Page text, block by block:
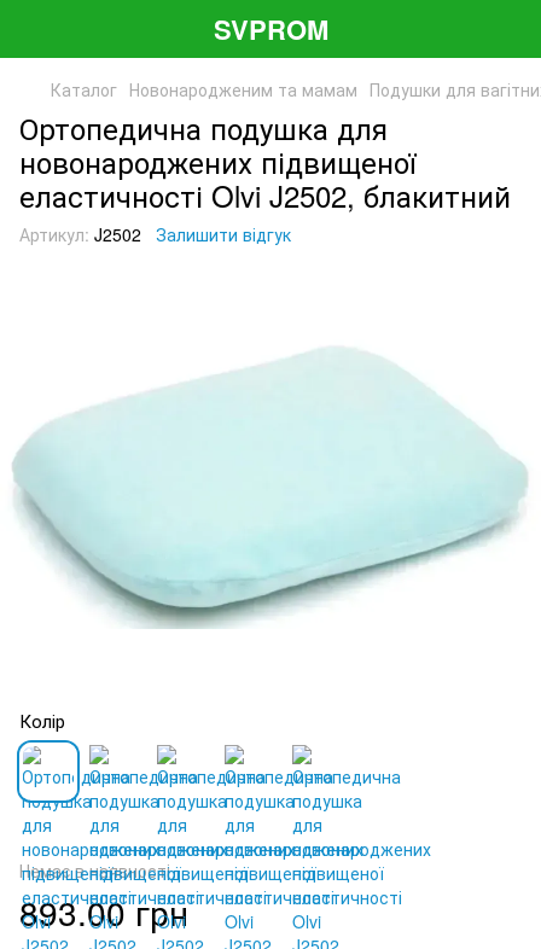
SVPROM
Каталог Новонародженим та мамам Подушки для
Ортопедична подушка для
новонароджених підвищеної
еластичності Olvi J2502, блакитний
Артикул: J2502 Залишити відгук
Колір
Немає в наявності
893.00 грн